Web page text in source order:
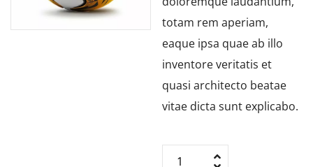
totam rem aperiam,
eaque ipsa quae ab illo
inventore veritatis et
quasi architecto beatae
vitae dicta sunt explicabo.